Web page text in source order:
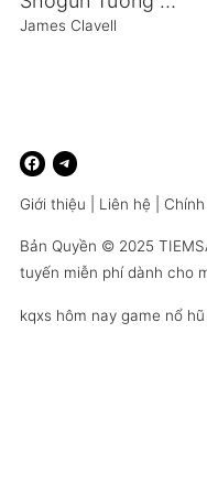
James Clavell
Giới thiệu Liên hệ
Bản Quyền © 2025
tuyến miễn phí dành cho
kqxs hôm nay game nổ